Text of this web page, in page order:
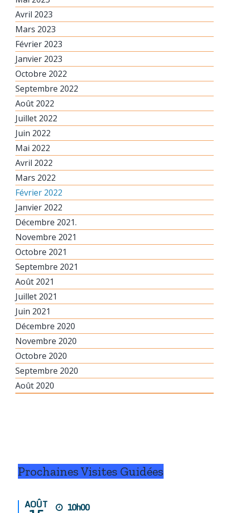
Avril 2023
Mars 2023
Février 2023
Janvier 2023
Octobre 2022
Septembre 2022
Août 2022
Juillet 2022
Juin 2022
Mai 2022
Avril 2022
Mars 2022
Février 2022
Janvier 2022
Décembre 2021.
Novembre 2021
Octobre 2021
Septembre 2021
Août 2021
Juillet 2021
Juin 2021
Décembre 2020
Novembre 2020
Octobre 2020
Septembre 2020
Août 2020
Prochaines Visites Guidées
AOÛT
10h00